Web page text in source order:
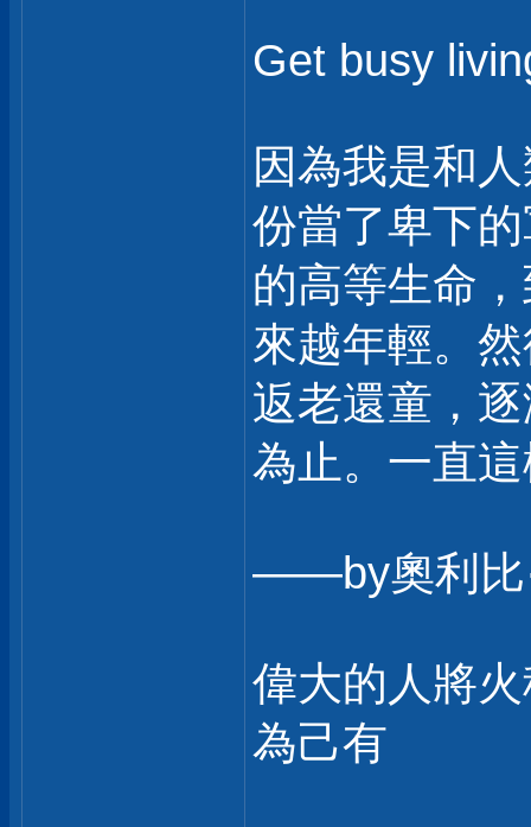
Get busy
因為我是和
份當了卑下
的高等生命
來越年輕。
返老還童，
為止。一直
——by奧利比
偉大的人將
為己有